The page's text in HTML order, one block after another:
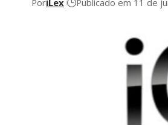
PoriLex Publicado em 11 de